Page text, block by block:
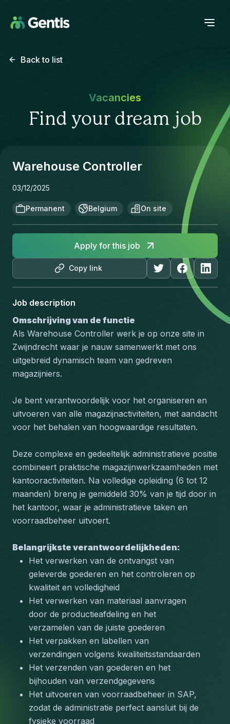
Back to list
Vacancies
Find your dream job
Warehouse Controller
03/12/2025
Permanent Belgium On site
Copy link
Apply for this job
Job description
Omschrijving van de functie
Als Warehouse Controller werk je op onze site in
Zwijndrecht waar je nauw samenwerkt met ons
uitgebreid dynamisch team van gedreven
magazijniers.
Je bent verantwoordelijk voor het organiseren en
uitvoeren van alle magazijnactiviteiten, met aandacht
voor het behalen van hoogwaardige resultaten.
Deze complexe en gedeeltelijk administratieve positie
combineert praktische magazijnwerkzaamheden met
kantooractiviteiten. Na volledige opleiding (6 tot 12
maanden) breng je gemiddeld 30% van je tijd door in
het kantoor, waar je administratieve taken en
voorraadbeheer uitvoert.
Belangrijkste verantwoordelijkheden:
Het verwerken van de ontvangst van
geleverde goederen en het controleren op
kwaliteit en volledigheid
Het verwerken van materiaal aanvragen
door de productieafdeling en het
verzamelen van de juiste goederen
Het verpakken en labellen van
verzendingen volgens kwaliteitsstandaarden
Het verzenden van goederen en het
bijhouden van verzendgegevens
Het uitvoeren van voorraadbeheer in SAP,
zodat de administratie perfect aansluit bij de
fysieke voorraad